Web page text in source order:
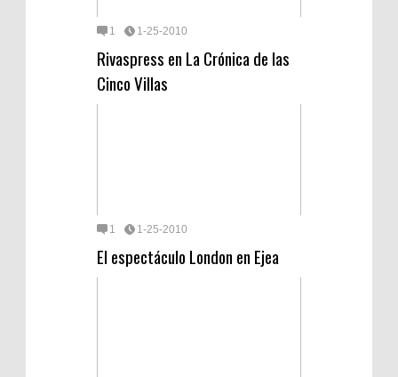
1 1-25-2010
Rivaspress en La Crónica de las
Cinco Villas
1 1-25-2010
El espectáculo London en Ejea